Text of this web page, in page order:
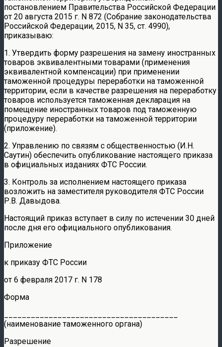
постановлением Правительства Российской Федерации
от 20 августа 2015 г. N 872 (Собрание законодательства
Российской Федерации, 2015, N 35, ст. 4990),
приказываю:
1. Утвердить форму разрешения на замену иностранных
товаров эквивалентными товарами (применения
эквивалентной компенсации) при применении
таможенной процедуры переработки на таможенной
территории, если в качестве разрешения на переработку
товаров используется таможенная декларация на
помещение иностранных товаров под таможенную
процедуру переработки на таможенной территории
(приложение).
2. Управлению по связям с общественностью (И.Н.
Саутин) обеспечить опубликование настоящего приказа
в официальных изданиях ФТС России.
3. Контроль за исполнением настоящего приказа
возложить на заместителя руководителя ФТС России
Р.В. Давыдова.
Настоящий приказ вступает в силу по истечении 30 дней
после дня его официального опубликования.
Приложение
к приказу ФТС России
от 6 февраля 2017 г. N 178
Форма
(наименование таможенного органа)
Разрешение